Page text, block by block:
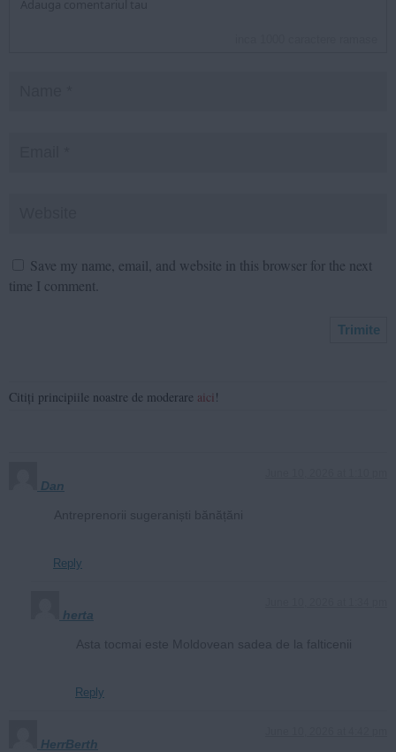
Save my name, email, and website in this browser for the next
time I comment.
Citiți principiile noastre de moderare aici!
Dan
Reply
herta
Reply
HerrBerth